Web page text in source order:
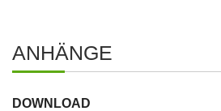
ANHÄNGE
DOWNLOAD